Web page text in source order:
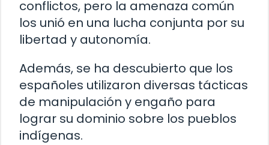
conflictos, pero la amenaza común
los unió en una lucha conjunta por su
libertad y autonomía.
Además, se ha descubierto que los
españoles utilizaron diversas tácticas
de manipulación y engaño para
lograr su dominio sobre los pueblos
indígenas.